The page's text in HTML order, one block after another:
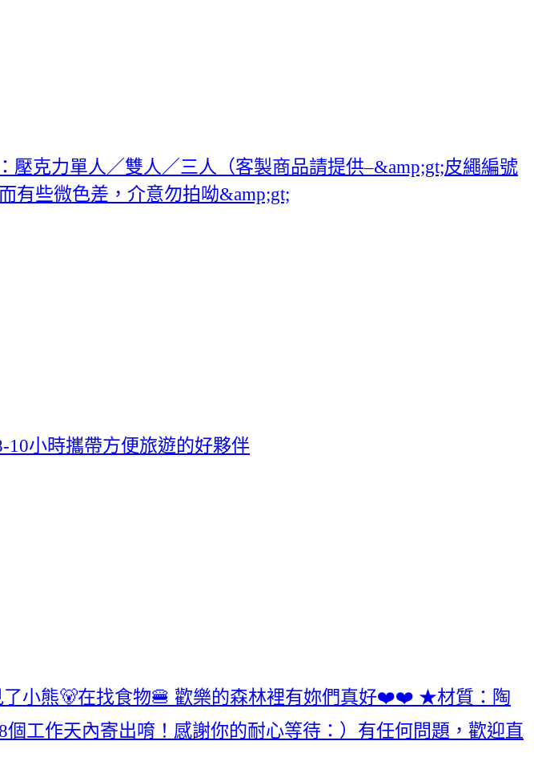
壓克力單人／雙人／三人（客製商品請提供–&amp;gt;皮繩編號
有些微色差，介意勿拍呦&amp;gt;
小時攜帶方便旅遊的好夥伴
了小熊🐻在找食物🍔 歡樂的森林裡有妳們真好❤️❤️ ★材質：陶
工作天內寄出唷！感謝你的耐心等待：）有任何問題，歡迎直